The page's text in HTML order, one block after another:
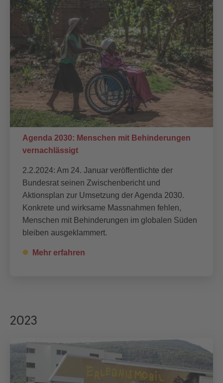
Agenda 2030: Menschen mit Behinderungen
vernachlässigt
2.2.2024: Am 24. Januar veröffentlichte der
Bundesrat seinen Zwischenbericht und
Aktionsplan zur Umsetzung der Agenda 2030.
Konkrete und wirksame Massnahmen fehlen,
Menschen mit Behinderungen im globalen Süden
bleiben ausgeklammert.
Mehr erfahren
2023